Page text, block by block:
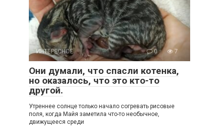
ИНТЕРЕСНОЕ 0 7
Они думали, что спасли котенка,
но оказалось, что это кто-то
другой.
Утреннее солнце только начало согревать рисовые
поля, когда Майя заметила что-то необычное,
движущееся среди